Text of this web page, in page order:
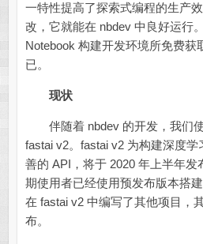
一特性提高了探索式编程的生产
改，它就能在 nbdev 中良好运行
Notebook 构建开发环境所免费获
已。
现状
伴随着 nbdev 的开发，我们使
fastai v2。fastai v2 为构建深度
善的 API，将于 2020 年上半年
期使用者已经使用预发布版本搭
在 fastai v2 中编写了其他项目，
布。